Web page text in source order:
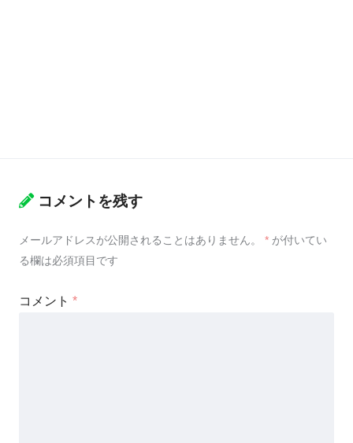
コメントを残す
メールアドレスが公開されることはありません。 * が付いてい
る欄は必須項目です
コメント *